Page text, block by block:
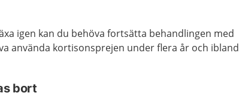
igen kan du behöva fortsätta behandlingen med
använda kortisonsprejen under flera år och ibland
bort